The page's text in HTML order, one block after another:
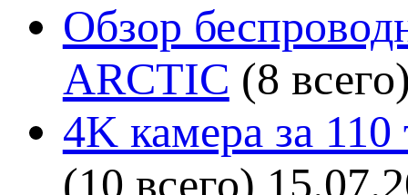
Обзор
ARCTIC (8
4K камера за
(10 всего)